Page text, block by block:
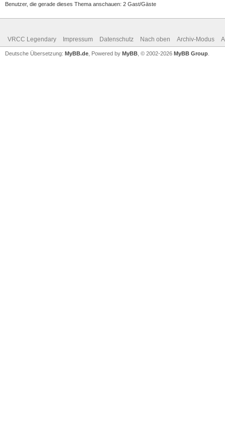
Benutzer, die gerade dieses Thema anschauen: 2 Gast/Gäste
VRCC Legendary Impressum Datenschutz Nach oben Archiv-Modus
Deutsche Übersetzung: MyBB.de , Powered by MyBB , © 2002-2026 MyBB Group